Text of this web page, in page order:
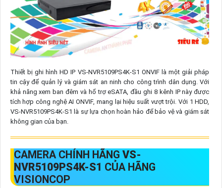
Thiết bị ghi hình HD IP VS-NVR5109PS4K-S1 ONVIF là một giải pháp
tin cậy để quản lý và giám sát an ninh cho công trình dân dụng. Với
khả năng xem ban đêm và hổ trợ eSATA, đầu ghi 8 kênh IP này được
tích hợp công nghệ AI ONVIF, mang lại hiệu suất vượt trội. Với 1 HDD,
VS-NVR5109PS4K-S1 là sự lựa chọn hoàn hảo để bảo vệ và giám sát
không gian của bạn.
CAMERA CHÍNH HÃNG VS-
NVR5109PS4K-S1 CỦA HÃNG
VISIONCOP